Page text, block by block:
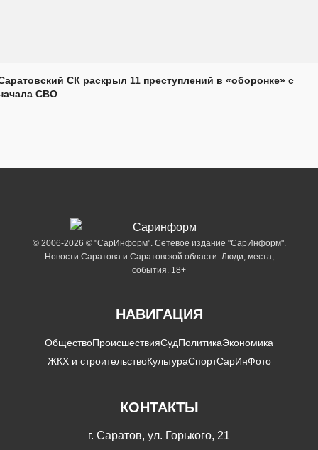
СК раскрыл 11 преступлений в «оборонке» с
СВО
© 2006-2026 © "СарИнформ". Сетевое издание "СарИнформ".
Новости Саратова и Саратовской области. Люди, места,
события. 18+
НАВИГАЦИЯ
ОбществоПроисшествияСудПолитикаЭкономика
ЖКХ и строительствоКультураСпортСарИнФото
КОНТАКТЫ
г. Саратов, ул. Горького, 21